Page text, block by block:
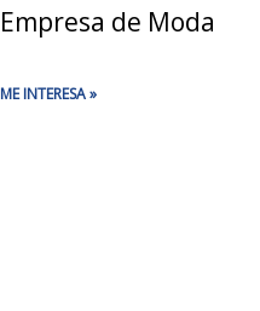
Empresa de Moda
ME INTERESA »